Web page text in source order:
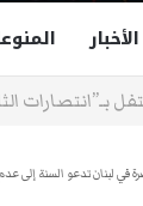
الأخبار
عمدة
في لبنان تدعو السنة إلى